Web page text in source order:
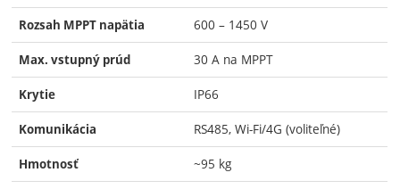
Rozsah MPPT napätia 600 – 1450 V
Max. vstupný prúd 30 A na MPPT
Krytie IP66
Komunikácia RS485, Wi-Fi/4G (voliteľné)
Hmotnosť ~95 kg